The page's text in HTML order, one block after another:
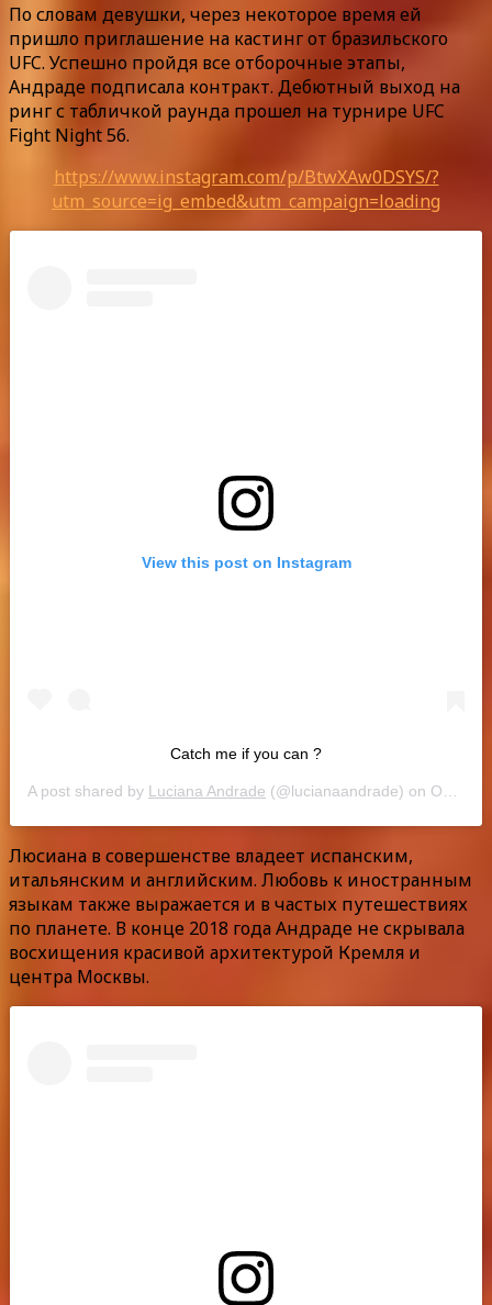
По словам девушки, через некоторое время ей
пришло приглашение на кастинг от бразильского
UFC. Успешно пройдя все отборочные этапы,
Андраде подписала контракт. Дебютный выход на
ринг с табличкой раунда прошел на турнире UFC
Fight Night 56.
https://www.instagram.com/p/BtwXAw0DSYS/?
utm_source=ig_embed&utm_campaign=loading
View this post on Instagram
Catch me if you can ?
A post shared by Luciana Andrade (@lucianaandrade) on Oct 9, 2019 at 1:43pm PDT
Люсиана в совершенстве владеет испанским,
итальянским и английским. Любовь к иностранным
языкам также выражается и в частых путешествиях
по планете. В конце 2018 года Андраде не скрывала
восхищения красивой архитектурой Кремля и
центра Москвы.